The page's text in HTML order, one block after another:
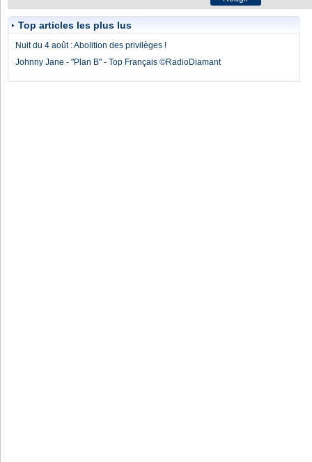
Top articles les plus lus
Nuit du 4 août : Abolition des privilèges !
Johnny Jane - "Plan B" - Top Français ©RadioDiamant